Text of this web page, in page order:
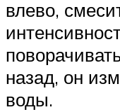
влево,
назад, он
воды.